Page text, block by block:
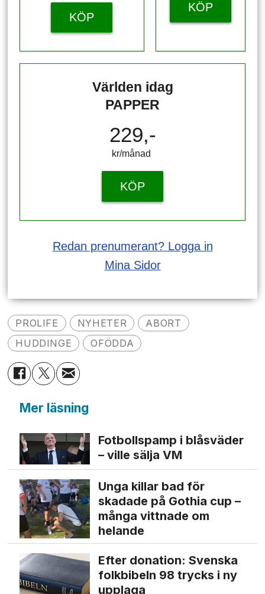
KÖP
KÖP
Världen idag
PAPPER
229,-
kr/månad ​​​​​​
KÖP
Redan prenumerant? Logga in
Mina Sidor
PROLIFE NYHETER
ABORT
HUDDINGE
OFÖDDA
Mer läsning
Fotbollspamp i blåsväder
– ville sälja VM
Unga killar bad för
skadade på Gothia cup –
många vittnade om
helande
Efter donation: Svenska
folkbibeln 98 trycks i ny
upplaga